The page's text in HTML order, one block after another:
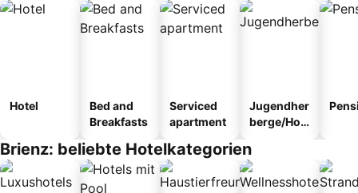
Hotel
Bed and
Breakfasts
Serviced
apartment
Jugendher
berge/Hos
Brienz: beliebte Hotelkategorien